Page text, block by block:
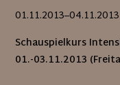
01.11.2013–04.11.2013
Schauspielkurs
01.-03.11.2013